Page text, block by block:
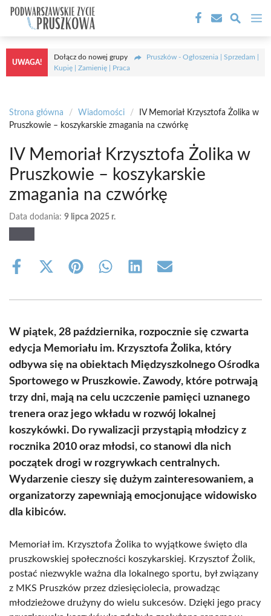
Przejdź
treści
UWAGA!
Dołącz do nowej grupy
Pruszków - Ogłoszenia | Sprzedam |
Kupię | Zamienię | Praca
Strona główna / Wiadomości /
IV Memoriał Krzysztofa Żolika w
Pruszkowie – koszykarskie zmagania na czwórkę
IV Memoriał Krzysztofa Żolika w
Pruszkowie – koszykarskie
zmagania na czwórkę
Data dodania: 9 lipca 2025 r.
Share
Share
(Twitter)
Share Share Share Share
W piątek, 28 października, rozpocznie się czwarta
edycja Memoriału im. Krzysztofa Żolika, który
odbywa się na obiektach Międzyszkolnego Ośrodka
Sportowego w Pruszkowie. Zawody, które potrwają
trzy dni, mają na celu uczczenie pamięci uznanego
trenera oraz jego wkładu w rozwój lokalnej
koszykówki. Do rywalizacji przystąpią młodzicy z
rocznika 2010 oraz młodsi, co stanowi dla nich
początek drogi w rozgrywkach centralnych.
Wydarzenie cieszy się dużym zainteresowaniem, a
organizatorzy zapewniają emocjonujące widowisko
dla kibiców.
Memoriał im. Krzysztofa Żolika to wyjątkowe święto dla
pruszkowskiej społeczności koszykarskiej. Krzysztof Żolik,
postać niezwykle ważna dla lokalnego sportu, był związany
z MKS Pruszków przez dziesięciolecia, prowadząc
młodzieżowe drużyny do wielu sukcesów. Dzięki jego pracy